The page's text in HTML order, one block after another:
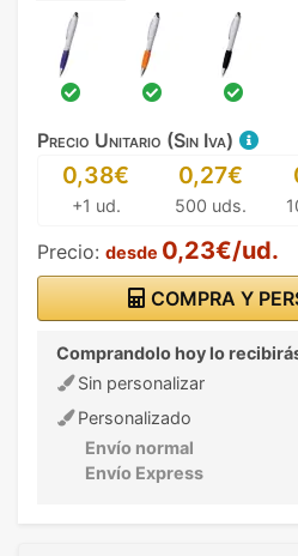
Precio Unitario (Sin Iva)
0,38€
+1 ud.
0,27€
500 uds.
Precio: desde 0,23€/ud.
COMPRA Y
Comprandolo hoy lo
Sin personalizar
Personalizado
Envío normal
Envío Express